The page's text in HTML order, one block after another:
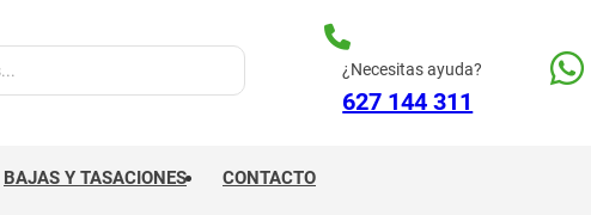
¿Necesitas ayuda?
627 144 311
BAJAS Y TASACIONES CONTACTO